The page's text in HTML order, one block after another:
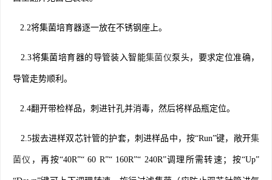
2.2将集菌培育器逐一放在不锈钢座上。
2.3将集菌培育器的导管装入智能集菌仪泵头，要求定位准确，
导管走势顺利。
2.4翻开带检样品，刺进针孔并消毒，然后将样品瓶定位。
2.5拔去进样双芯针管的护套，刺进样品中，按“Run”键，敞开集
菌仪 ，再按“40R”“ 60 R”“ 160R”“ 240R”调理所需转速；按“Up”